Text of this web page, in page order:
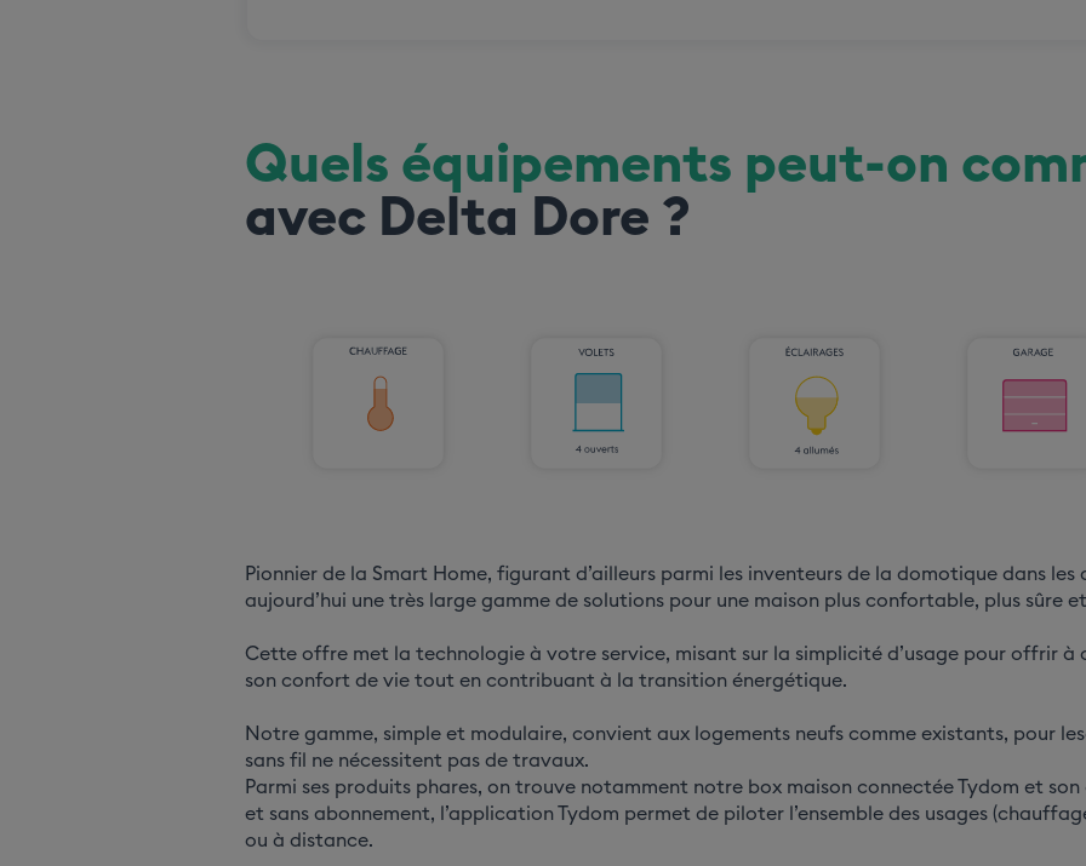
Quels équipements peut-on
avec Delta Dore ?
Pionnier de la Smart Home, figurant d’ailleurs parmi les inventeurs de la domotique dans
aujourd’hui une très large gamme de solutions pour une maison plus confortable, plus sûre
Cette offre met la technologie à votre service, misant sur la simplicité d’usage pour offrir à
son confort de vie tout en contribuant à la transition énergétique.
Notre gamme, simple et modulaire, convient aux logements neufs comme existants, pour
sans fil ne nécessitent pas de travaux.
Parmi ses produits phares, on trouve notamment notre box maison connectée Tydom et
et sans abonnement, l’application Tydom permet de piloter l’ensemble des usages
ou à distance.